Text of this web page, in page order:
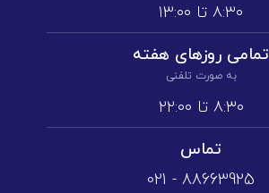
۸:۳۰ تا ۱3:۰۰
تمامی روز‌های هفته
به صورت تلفنی
۸:۳۰ تا ۲۲:۰۰
تماس
88663925 - 021